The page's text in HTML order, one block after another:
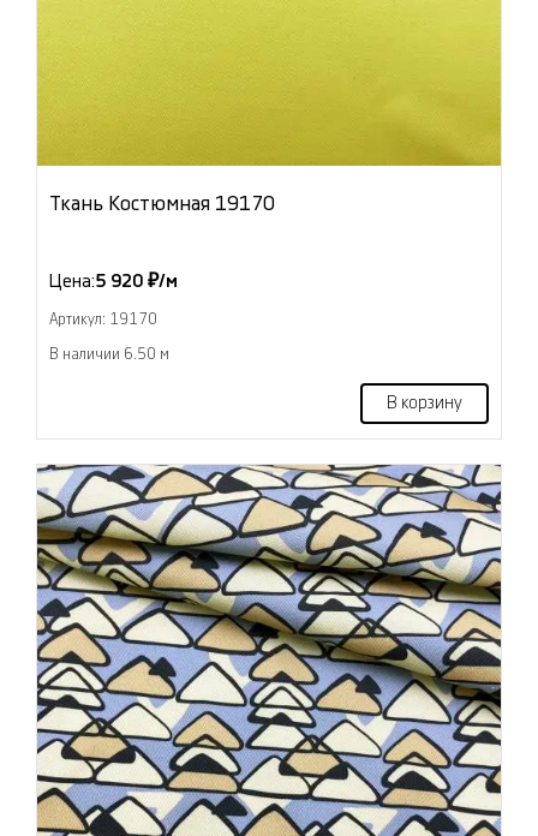
Ткань Костюмная 19170
Цена:5 920 ₽/м
Артикул: 19170
В наличии 6.50 м
В корзину